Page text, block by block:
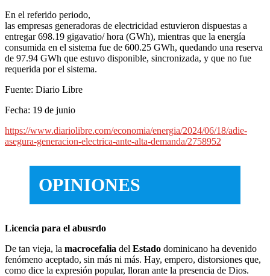
En el referido periodo,
las empresas generadoras de electricidad estuvieron dispuestas a
entregar 698.19 gigavatio/ hora (GWh), mientras que la energía
consumida en el sistema fue de 600.25 GWh, quedando una reserva
de 97.94 GWh que estuvo disponible, sincronizada, y que no fue
requerida por el sistema.
Fuente: Diario Libre
Fecha: 19 de junio
https://www.diariolibre.com/economia/energia/2024/06/18/adie-
asegura-generacion-electrica-ante-alta-demanda/2758952
OPINIONES
Licencia para el abusrdo
De tan vieja, la macrocefalia del Estado dominicano ha devenido
fenómeno aceptado, sin más ni más. Hay, empero, distorsiones que,
como dice la expresión popular, lloran ante la presencia de Dios.